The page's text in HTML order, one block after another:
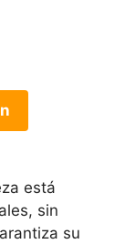
está
sin
su